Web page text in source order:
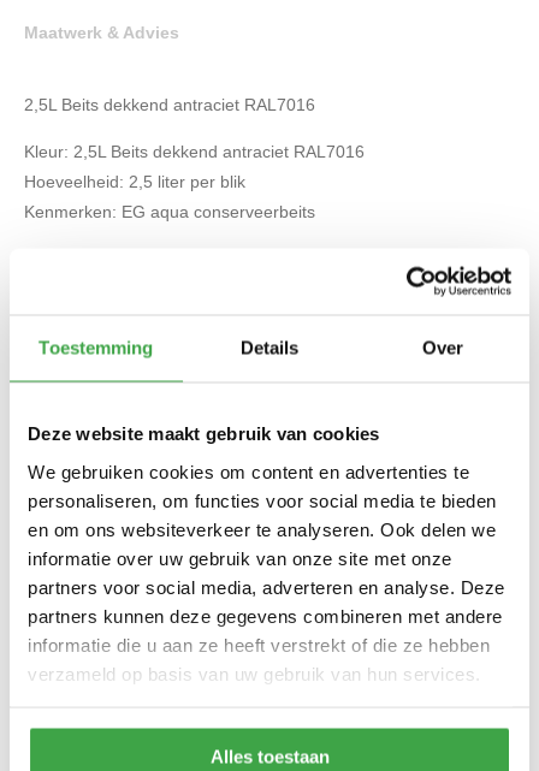
Toestemming Details Over
Deze website maakt gebruik van cookies
We gebruiken cookies om content en advertenties te
personaliseren, om functies voor social media te bieden
en om ons websiteverkeer te analyseren. Ook delen we
informatie over uw gebruik van onze site met onze
partners voor social media, adverteren en analyse. Deze
partners kunnen deze gegevens combineren met andere
informatie die u aan ze heeft verstrekt of die ze hebben
verzameld op basis van uw gebruik van hun services.
Alles toestaan
Maatwerk & Advies
2,5L Beits dekkend antraciet RAL7016
Kleur: 2,5L Beits dekkend antraciet RAL7016
Hoeveelheid: 2,5 liter per blik
Kenmerken: EG aqua conserveerbeits
Eigen Nederlandse productiefabriek
Sterk en onbegrensd in maatwerk
Kwaliteit hoog in het vaandel
Deskundig aankoopadvies
Eigen inmeet- en montageservice